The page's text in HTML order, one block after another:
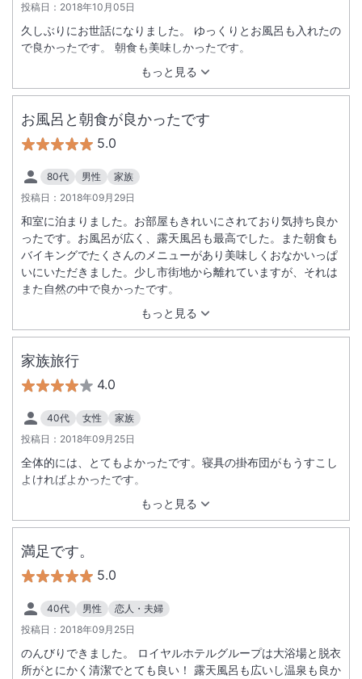
投稿日： 2018年10月05日
もっと見る
久しぶりにお世話になりました。 ゆっくりとお風呂も入れたの
で良かったです。 朝食も美味しかったです。
お風呂と朝食が良かったです
5.0
80代 男性
家族
投稿日： 2018年09月29日
もっと見る
和室に泊まりました。お部屋もきれいにされており気持ち良か
ったです。お風呂が広く、露天風呂も最高でした。また朝食も
バイキングでたくさんのメニューがあり美味しくおなかいっぱ
いにいただきました。少し市街地から離れていますが、それは
また自然の中で良かったです。
家族旅行
4.0
40代 女性
家族
投稿日： 2018年09月25日
もっと見る
全体的には、とてもよかったです。寝具の掛布団がもうすこし
よければよかったです。
満足です。
5.0
40代 男性
恋人・夫婦
投稿日： 2018年09月25日
のんびりできました。 ロイヤルホテルグループは大浴場と脱衣
所がとにかく清潔でとても良い！ 露天風呂も広いし温泉も良か